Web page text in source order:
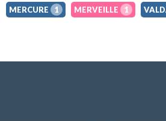
MERCURE
1 MERVEILLE 1